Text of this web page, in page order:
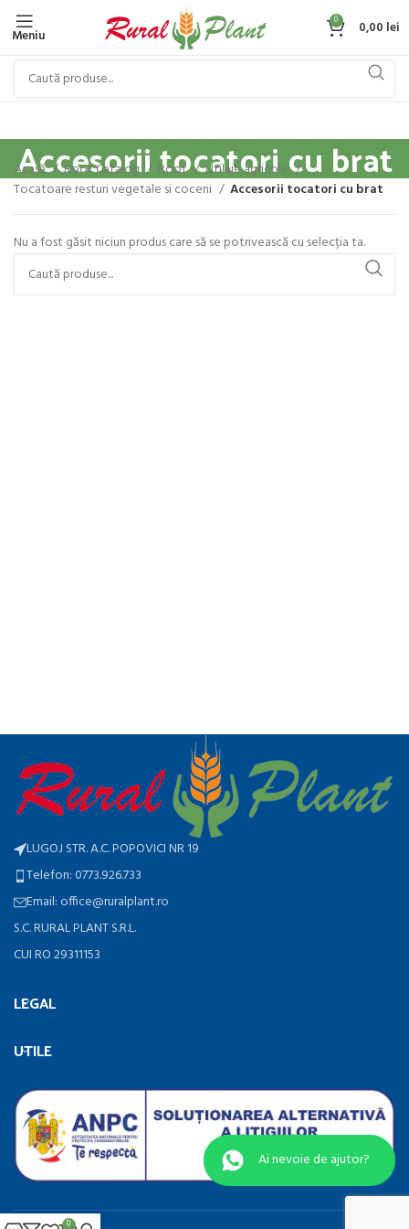
Meniu
0 0,00 lei
Accesorii tocatori cu brat
Acasă Root Catalog Root
Utilaje agricole
Tocatoare resturi vegetale si coceni
Accesorii tocatori cu brat
Nu a fost găsit niciun produs care să se potrivească cu selecția ta.
LUGOJ STR. A.C. POPOVICI NR 19
Telefon: 0773.926.733
Email: office@ruralplant.ro
S.C. RURAL PLANT S.R.L.
CUI RO 29311153
LEGAL
UTILE
Ai nevoie de ajutor?
0